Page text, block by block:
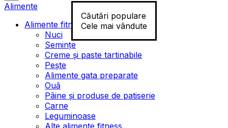
Căutări populare
Cele mai vândute
Alimente
Alimente fitness
Nuci
Semințe
Creme și paste tartinabile
Pește
Alimente gata preparate
Ouă
Pâine și produse de patiserie
Carne
Leguminoase
Alte alimente fitness